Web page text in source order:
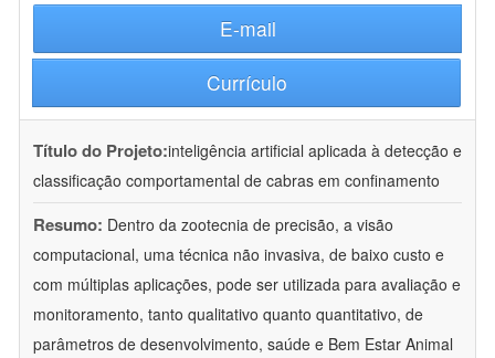
E-mail
Currículo
Título do Projeto:inteligência artificial aplicada à detecção e
classificação comportamental de cabras em confinamento
Resumo: Dentro da zootecnia de precisão, a visão
computacional, uma técnica não invasiva, de baixo custo e
com múltiplas aplicações, pode ser utilizada para avaliação e
monitoramento, tanto qualitativo quanto quantitativo, de
parâmetros de desenvolvimento, saúde e Bem Estar Animal